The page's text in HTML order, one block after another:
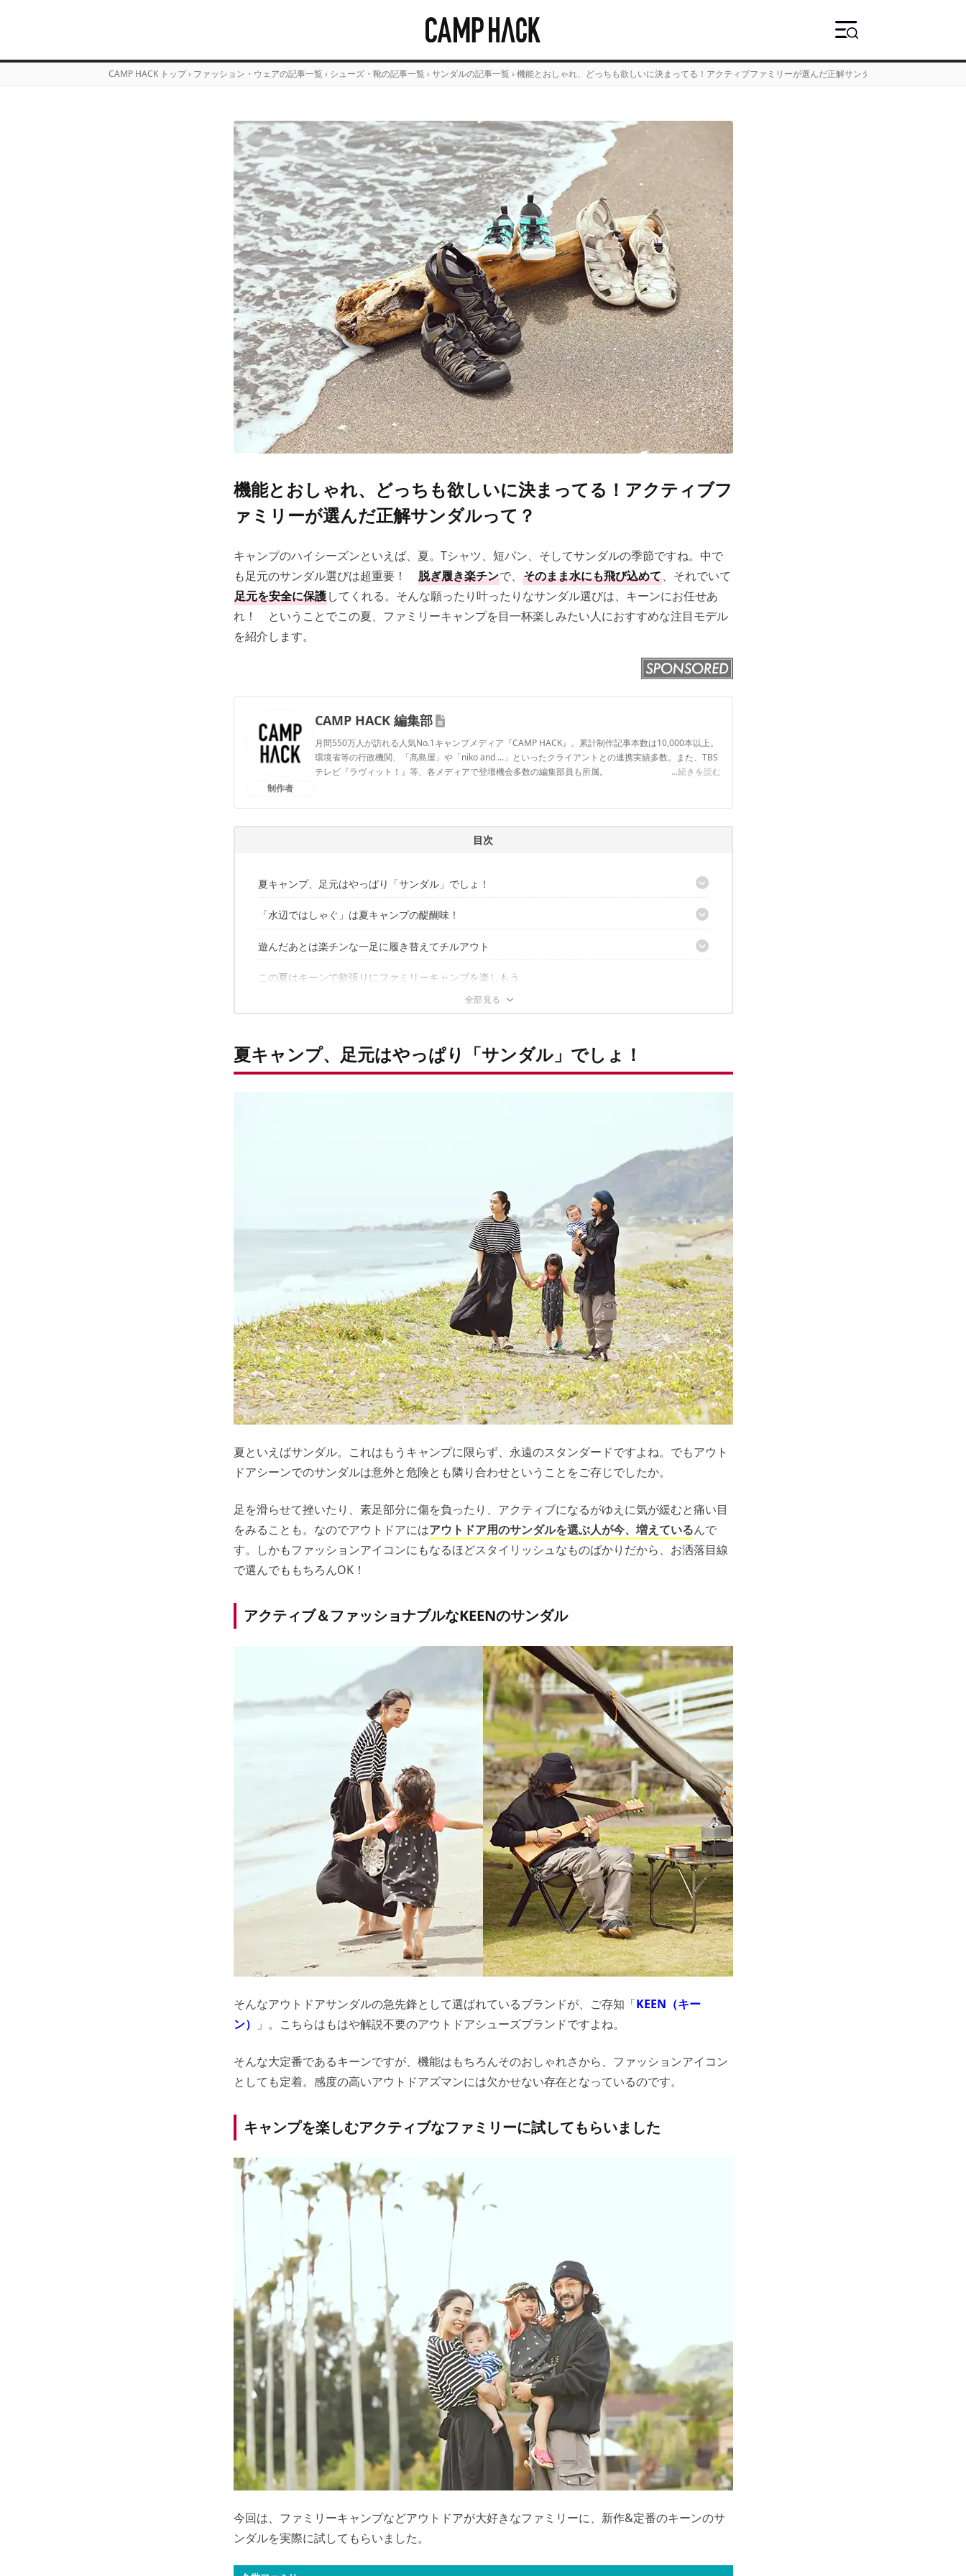
CAMP HACK トップ › ファッション・ウェアの記事一覧 › シューズ・靴の記事一覧 › サンダルの記事一覧 › 機能とおしゃれ、どっちも欲しいに決まってる！アクティブファミリーが選んだ正解サンダルって？
機能とおしゃれ、どっちも欲しいに決まってる！アクティブフ
ァミリーが選んだ正解サンダルって？
キャンプのハイシーズンといえば、夏。Tシャツ、短パン、そしてサンダルの季節ですね。中で
も足元のサンダル選びは超重要！ 脱ぎ履き楽チンで、 そのまま水にも飛び込めて、それでいて
足元を安全に保護してくれる。そんな願ったり叶ったりなサンダル選びは、キーンにお任せあ
れ！ ということでこの夏、ファミリーキャンプを目一杯楽しみたい人におすすめな注目モデル
を紹介します。
制作者
CAMP HACK 編集部
月間550万人が訪れる人気No.1キャンプメディア『CAMP HACK』。累計制作記事本数は10,000本以上。
環境省等の行政機関、「髙島屋」や「niko and ...」といったクライアントとの連携実績多数。また、TBS
テレビ『ラヴィット！』等、各メディアで登壇機会多数の編集部員も所属。
...続きを読む
目次
夏キャンプ、足元はやっぱり「サンダル」でしょ！
アクティブ＆ファッショナブルなKEENのサンダル
キャンプを楽しむアクティブなファミリーに試してもらいました
「水辺ではしゃぐ」は夏キャンプの醍醐味！
アクティブに楽しむときのサンダルは、新作のコレ！
快適に履けて、安心して遊べる
アクティブなキッズにはコチラ！
遊んだあとは楽チンな一足に履き替えてチルアウト
ギアっぽい見た目で男心を鷲掴み！
ひとりで簡単脱ぎ履き！ キッズ用リラックスシューズ
この夏はキーンで欲張りにファミリーキャンプを楽しもう
夏キャンプ、足元はやっぱり「サンダル」でしょ！
夏といえばサンダル。これはもうキャンプに限らず、永遠のスタンダードですよね。でもアウト
ドアシーンでのサンダルは意外と危険とも隣り合わせということをご存じでしたか。
足を滑らせて挫いたり、素足部分に傷を負ったり、アクティブになるがゆえに気が緩むと痛い目
をみることも。なのでアウトドアにはアウトドア用のサンダルを選ぶ人が今、増えているんで
す。しかもファッションアイコンにもなるほどスタイリッシュなものばかりだから、お洒落目線
で選んでももちろんOK！
アクティブ＆ファッショナブルなKEENのサンダル
そんなアウトドアサンダルの急先鋒として選ばれているブランドが、ご存知「KEEN（キー
ン）
」。こちらはもはや解説不要のアウトドアシューズブランドですよね。
そんな大定番であるキーンですが、機能はもちろんそのおしゃれさから、ファッションアイコン
としても定着。感度の高いアウトドアズマンには欠かせない存在となっているのです。
キャンプを楽しむアクティブなファミリーに試してもらいました
今回は、ファミリーキャンプなどアウトドアが大好きなファミリーに、新作&定番のキーンのサ
ンダルを実際に試してもらいました。